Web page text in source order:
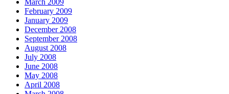
March 2009
February 2009
January 2009
December 2008
September 2008
August 2008
July 2008
June 2008
May 2008
April 2008